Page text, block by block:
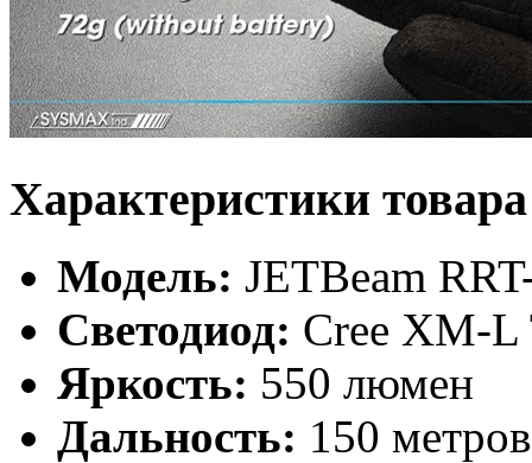
Характеристики товара
Модель: JETBeam
Светодиод: Cree XM-L
Яркость: 550 люмен
Дальность: 150 метров